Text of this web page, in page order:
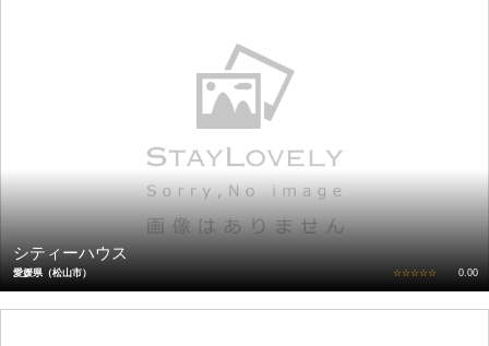
シティーハウス
愛媛県（松山市） ☆☆☆☆☆ 0.00